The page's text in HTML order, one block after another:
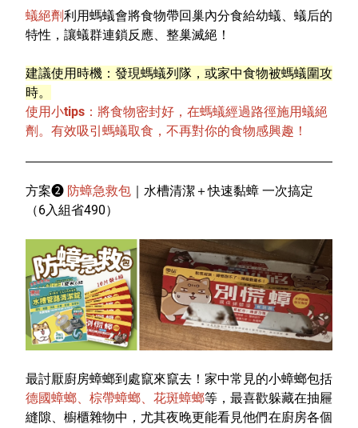
蟻絕劑利用螞蟻會將食物帶回巢內分食給幼蟻、蟻后的
特性，讓蟻群連鎖反應、整巢滅絕！
建議使用時機：發現螞蟻列隊，或家中食物被螞蟻圍攻
時。
使用小tips：將食物密封好，在螞蟻經過路徑施用蟻絕
劑。有效吸引螞蟻取食，不再對你的食物感興趣！
方案❷ 防蟑急救包 ｜水槽清潔＋快速黏蟑 一次搞定
（6入組省490）
最討厭廚房蟑螂到處竄來竄去！家中常見的小蟑螂包括
德國蟑螂、棕帶蟑螂、花斑蟑螂等，最喜歡躲藏在抽屜
縫隙、櫥櫃雜物中，尤其夜晚更能看見他們在廚房各個